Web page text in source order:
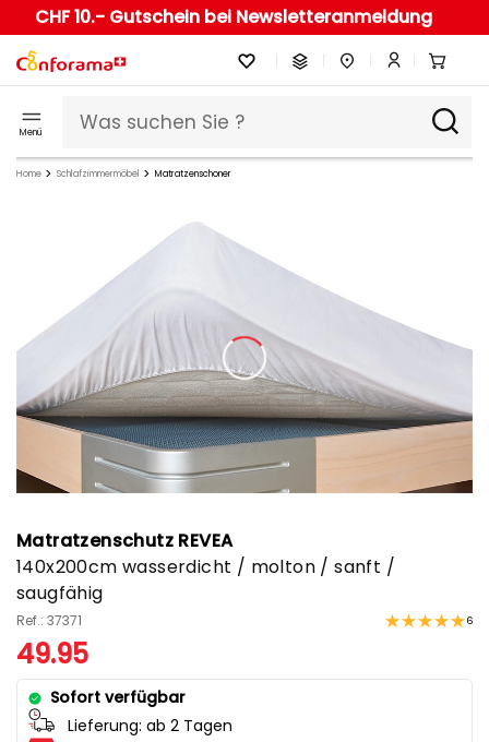
CHF 10.- Gutschein bei Newsletteranmeldung
Menü
Home Schlafzimmermöbel Matratzenschoner
Matratzenschutz REVEA
140x200cm wasserdicht / molton / sanft /
saugfähig
Ref.: 37371 6
49.95
Sofort verfügbar
Lieferung: ab 2 Tagen